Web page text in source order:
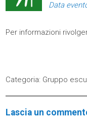
Data
Per informazioni
Categoria: Gruppo
Lascia un